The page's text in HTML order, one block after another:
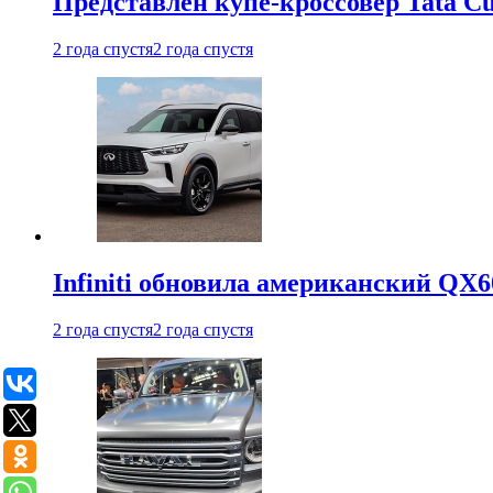
2 года спустя2 года спустя
Infiniti обновила американский
2 года спустя2 года спустя